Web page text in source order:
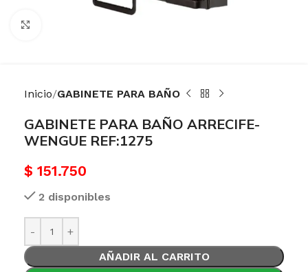
Inicio GABINETE PARA BAÑO
GABINETE PARA BAÑO ARRECIFE-
WENGUE REF:1275
$ 151.750
2 disponibles
AÑADIR AL CARRITO